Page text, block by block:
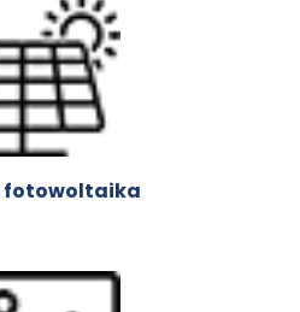
fotowoltaika